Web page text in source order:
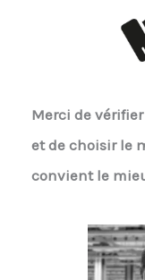
Merci de
et de choisir le
convient le